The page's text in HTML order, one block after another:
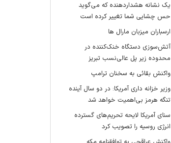
یک نشانه هشداردهنده که می‌گوید
حس چشایی شما تغییر کرده است
ارسباران میزبان مارال ها
آتش‌سوزی دستگاه خنک‌کننده در
محدوده زیر پل عالی‌نسب تبریز
واکنش بقائی به سخنان ترامپ
وزیر خزانه داری آمریکا: در دو سال آینده
تنگه هرمز بی‌اهمیت خواهد شد
سنای آمریکا لایحه تحریم‌های گسترده
انرژی روسیه را تصویب کرد